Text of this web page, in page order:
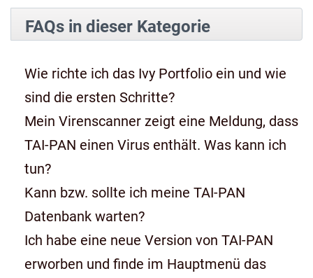
FAQs in dieser Kategorie
Wie richte ich das Ivy Portfolio ein und wie
sind die ersten Schritte?
Mein Virenscanner zeigt eine Meldung, dass
TAI-PAN einen Virus enthält. Was kann ich
tun?
Kann bzw. sollte ich meine TAI-PAN
Datenbank warten?
Ich habe eine neue Version von TAI-PAN
erworben und finde im Hauptmenü das